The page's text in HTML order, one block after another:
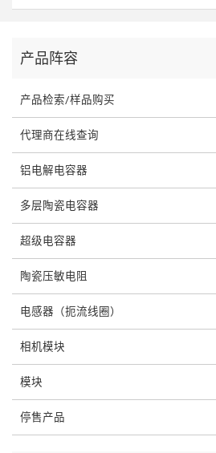
产品阵容
产品检索/样品购买
代理商在线查询
铝电解电容器
多层陶瓷电容器
超级电容器
陶瓷压敏电阻
电感器（扼流线圈）
相机模块
模块
停售产品